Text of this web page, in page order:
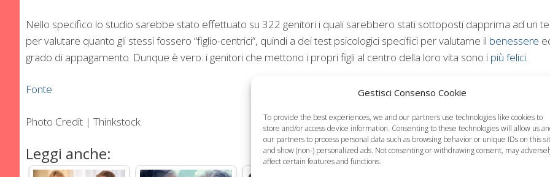
Gestisci Consenso Cookie
To provide the best experiences, we and our partners use technologies like cookies to
store and/or access device information. Consenting to these technologies will allow us
our partners to process personal data such as browsing behavior or unique IDs on this
and show (non-) personalized ads. Not consenting or withdrawing consent, may
affect certain features and functions.
Nello specifico lo studio sarebbe stato effettuato su 322 genitori i quali sarebbero stati sottoposti dapprima ad un
per valutare quanto gli stessi fossero “figlio-centrici”, quindi a dei test psicologici specifici per valutarne il benessere
grado di appagamento. Dunque è vero: i genitori che mettono i propri figli al centro della loro vita sono i più felici.
Fonte
Photo Credit | Thinkstock
Leggi anche: